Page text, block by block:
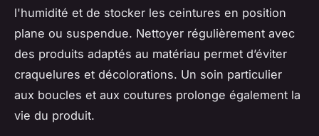
l'humidité et de stocker les ceintures en position
plane ou suspendue. Nettoyer régulièrement avec
des produits adaptés au matériau permet d’éviter
craquelures et décolorations. Un soin particulier
aux boucles et aux coutures prolonge également la
vie du produit.